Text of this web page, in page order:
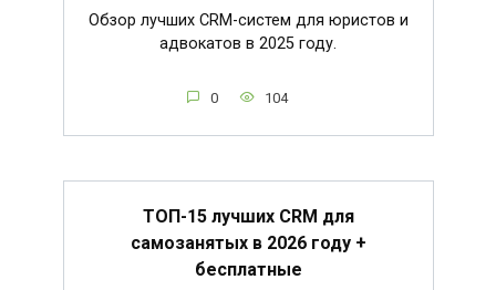
Обзор лучших CRM-систем для юристов и
адвокатов в 2025 году.
0 104
ТОП-15 лучших CRM для
самозанятых в 2026 году +
бесплатные